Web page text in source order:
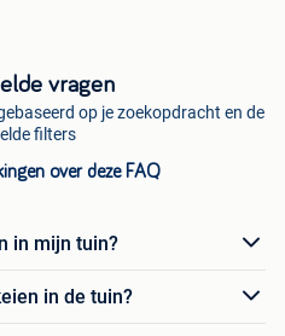
vragen
op je zoekopdracht en de
filters
over deze FAQ
in mijn tuin?
in de tuin?